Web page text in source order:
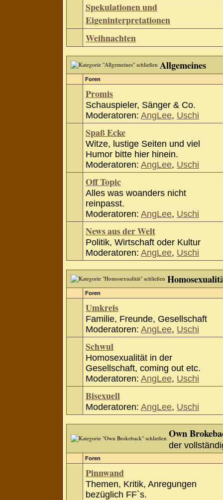
Spekulationen und
Eigeninterpretationen
Weihnachten
Allgemeines
Foren
Promis
Schauspieler, Sänger & Co.
Moderatoren: AngLee, Uschi
Spaß Ecke
Witze, lustige Seiten und viel
Humor bitte hier hinein.
Moderatoren: AngLee, Uschi
Off Topic
Alles was woanders nicht
reinpasst.
Moderatoren: AngLee, Uschi
News aus der Welt
Politik, Wirtschaft oder Kultur
Moderatoren: AngLee, Uschi
Foren
Umkreis
Familie, Freunde, Gesellschaft
Moderatoren: AngLee, Uschi
Schwul
Homosexualität in der
Gesellschaft, coming out etc.
Moderatoren: AngLee, Uschi
Bisexuell
Moderatoren: AngLee, Uschi
Own
der
Foren
Pinnwand
Themen, Kritik, Anregungen
bezüglich FF`s.